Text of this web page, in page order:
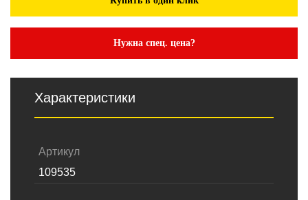
Нужна спец. цена?
Характеристики
Артикул
109535